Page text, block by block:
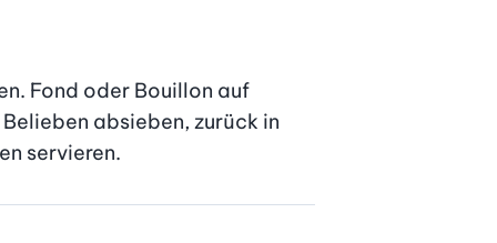
Fond oder Bouillon auf
absieben, zurück in
servieren.